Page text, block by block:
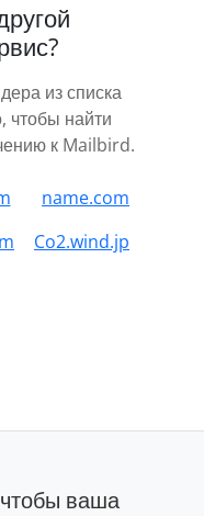
из списка
чтобы найти
к Mailbird.
name.com
Co2.wind.jp
ваша